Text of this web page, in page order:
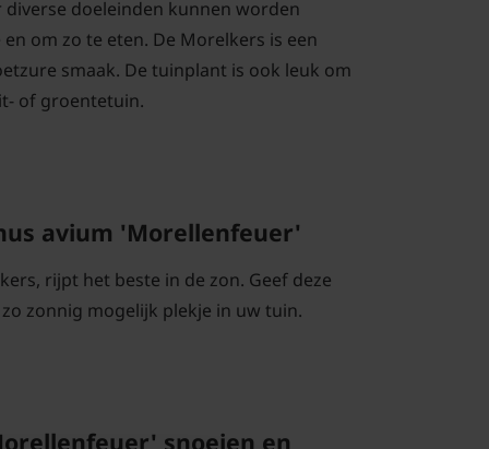
doeleinden kunnen worden
om zo te eten. De Morelkers is een
smaak. De tuinplant is ook leuk om
of groentetuin.
avium 'Morellenfeuer'
rijpt het beste in de zon. Geef deze
zonnig mogelijk plekje in uw tuin.
snoeien en